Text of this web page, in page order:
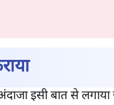
इसी बात से